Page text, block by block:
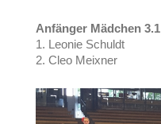
Anfänger Mädchen 3.1
1. Leonie Schuldt
2. Cleo Meixner